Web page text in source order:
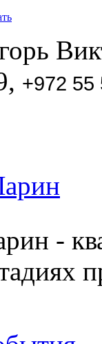
+972 55
-